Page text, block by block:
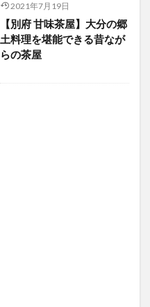
2021年7月19日
【別府 甘味茶屋】大分の郷
土料理を堪能できる昔なが
らの茶屋